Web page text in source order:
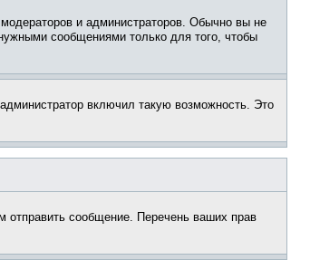
и администраторов. Обычно вы не
сообщениями только для того, чтобы
включил такую возможность. Это
сообщение. Перечень ваших прав